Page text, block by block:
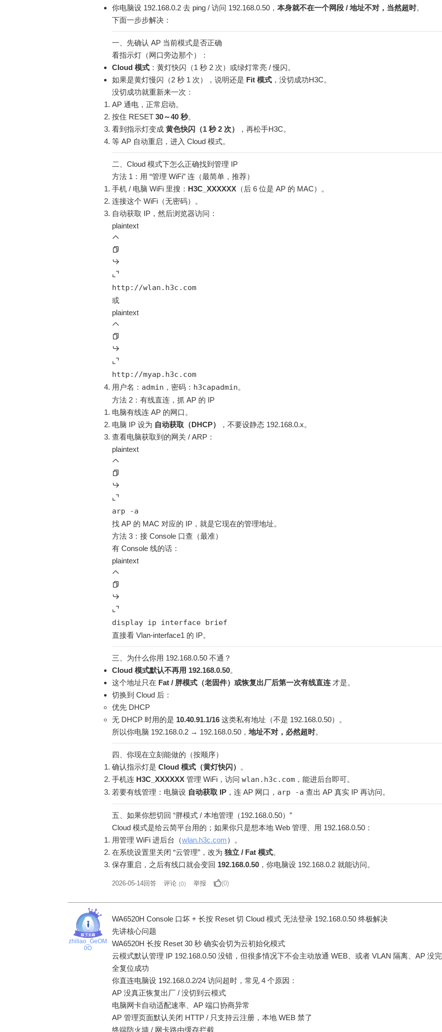
你电脑设 192.168.0.2 去 ping / 访问 192.168.0.50， 本身就不在一个网段 / 地址不对，当然超时。
下面一步步解决：
一、先确认 AP 当前模式是否正确
看指示灯（网口旁边那个）：
Cloud 模式 ：黄灯快闪（1 秒 2 次）或绿灯常亮 / 慢闪。
如果是黄灯慢闪（2 秒 1 次），说明还是 Fit 模式 ，没切成功H3C。
没切成功就重新来一次：
AP 通电，正常启动。
按住 RESET 30～40 秒。
看到指示灯变成 黄色快闪（1 秒 2 次）
，再松手H3C。
等 AP 自动重启，进入 Cloud 模式。
二、Cloud 模式下怎么正确找到管理 IP
方法 1：用 “管理 WiFi” 连（最简单，推荐）
手机 / 电脑 WiFi 里搜： H3C_XXXXXX （后 6 位是 AP 的 MAC）。
连接这个 WiFi（无密码）。
自动获取 IP，然后浏览器访问：
plaintext
http://wlan.h3c.com
或
plaintext
http://myap.h3c.com
用户名： admin ，密码： h3capadmin。
方法 2：有线直连，抓 AP 的 IP
电脑有线连 AP 的网口。
电脑 IP 设为 自动获取（DHCP）
，不要设静态 192.168.0.x。
查看电脑获取到的网关 / ARP：
plaintext
arp -a
找 AP 的 MAC 对应的 IP，就是它现在的管理地址。
方法 3：接 Console 口查（最准）
有 Console 线的话：
plaintext
display ip interface brief
直接看 Vlan-interface1 的 IP。
三、为什么你用 192.168.0.50 不通？
Cloud 模式默认不再用 192.168.0.50。
这个地址只在 Fat / 胖模式（老固件）或恢复出厂后第一次有线直连 才是。
切换到 Cloud 后：
优先 DHCP
无 DHCP 时用的是 10.40.91.1/16 这类私有地址（不是 192.168.0.50）。
所以你电脑 192.168.0.2 → 192.168.0.50， 地址不对，必然超时。
四、你现在立刻能做的（按顺序）
确认指示灯是 Cloud 模式（黄灯快闪）
。
手机连 H3C_XXXXXX 管理 WiFi，访问 wlan.h3c.com ，能进后台即可。
若要有线管理：电脑设 自动获取 IP ，连 AP 网口， arp -a 查出 AP 真实 IP 再访问。
五、如果你想切回 “胖模式 / 本地管理（192.168.0.50）”
Cloud 模式是给云简平台用的；如果你只是想本地 Web 管理、用 192.168.0.50：
用管理 WiFi 进后台（wlan.h3c.com）。
在系统设置里关闭 “云管理”，改为 独立 / Fat 模式。
保存重启，之后有线口就会变回 192.168.0.50 ，你电脑设 192.168.0.2 就能访问。
2026-05-14回答 评论 (0) 举报 (0)
zhiliao_GeOM
0O
WA6520H Console 口坏 + 长按 Reset 切 Cloud 模式 无法登录 192.168.0.50 终极解决
先讲核心问题
WA6520H 长按 Reset 30 秒 确实会切为云初始化模式
云模式默认管理 IP 192.168.0.50 没错，但很多情况下不会主动放通 WEB、或者 VLAN 隔离、AP 没完
全复位成功
你直连电脑设 192.168.0.2/24 访问超时，常见 4 个原因：
AP 没真正恢复出厂 / 没切到云模式
电脑网卡自动适配速率、AP 端口协商异常
AP 管理页面默认关闭 HTTP / 只支持云注册，本地 WEB 禁了
终端防火墙 / 网卡路由缓存拦截